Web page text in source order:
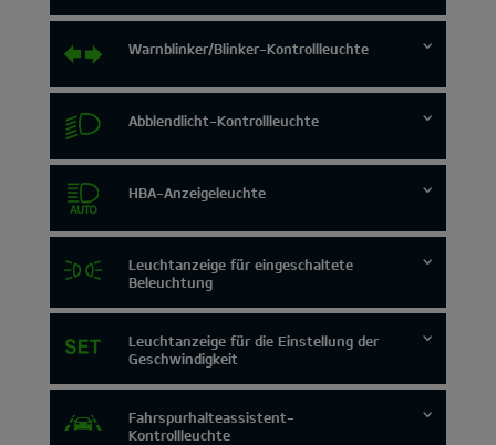
Warnblinker/Blinker-Kontrollleuchte
Abblendlicht-Kontrollleuchte
HBA-Anzeigeleuchte
Leuchtanzeige für eingeschaltete
Beleuchtung
Leuchtanzeige für die Einstellung der
Geschwindigkeit
Fahrspurhalteassistent-
Kontrollleuchte